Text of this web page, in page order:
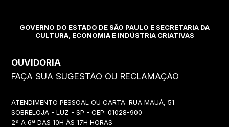
GOVERNO DO ESTADO DE SÃO PAULO E SECRETARIA DA
CULTURA, ECONOMIA E INDÚSTRIA CRIATIVAS
OUVIDORIA
FAÇA SUA SUGESTÃO OU RECLAMAÇÃO
ATENDIMENTO PESSOAL OU CARTA: RUA MAUÁ, 51
SOBRELOJA - LUZ - SP - CEP: 01028-900
2ª A 6ª DAS 10H ÀS 17H HORAS